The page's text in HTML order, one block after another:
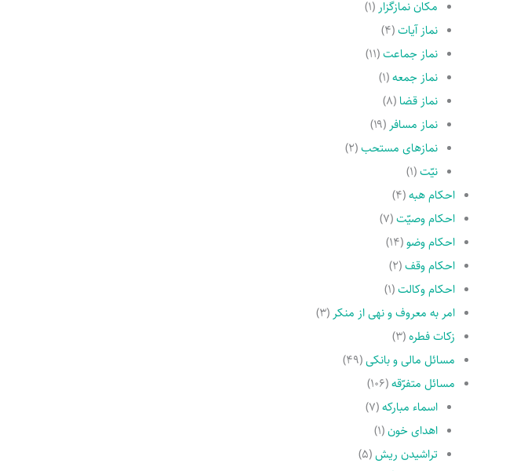
مکان نمازگزار (۱)
نماز آیات(۴)
نماز جماعت(۱۱)
نماز جمعه(۱)
نماز قضا(۸)
نماز مسافر (۱۹)
نمازهاى مستحب(۲)
نیّت(۱)
احکام هبه(۴)
احکام وصیّت(۷)
احکام وضو(۱۴)
احکام وقف(۲)
احکام وکالت(۱)
امر به معروف و نهى از منکر (۳)
زکات فطره(۳)
مسائل مالی و بانکی(۴۹)
مسائل متفرّقه(۱۰۶)
اسماء مبارکه(۷)
اهدای خون(۱)
تراشیدن ریش(۵)